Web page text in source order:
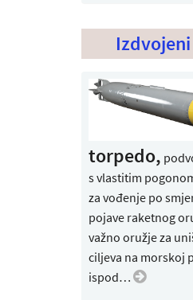
torpedo,
s vlastitim
za vođenje po
pojave raketnog
važno oružje za
ciljeva na morskoj
ispod…